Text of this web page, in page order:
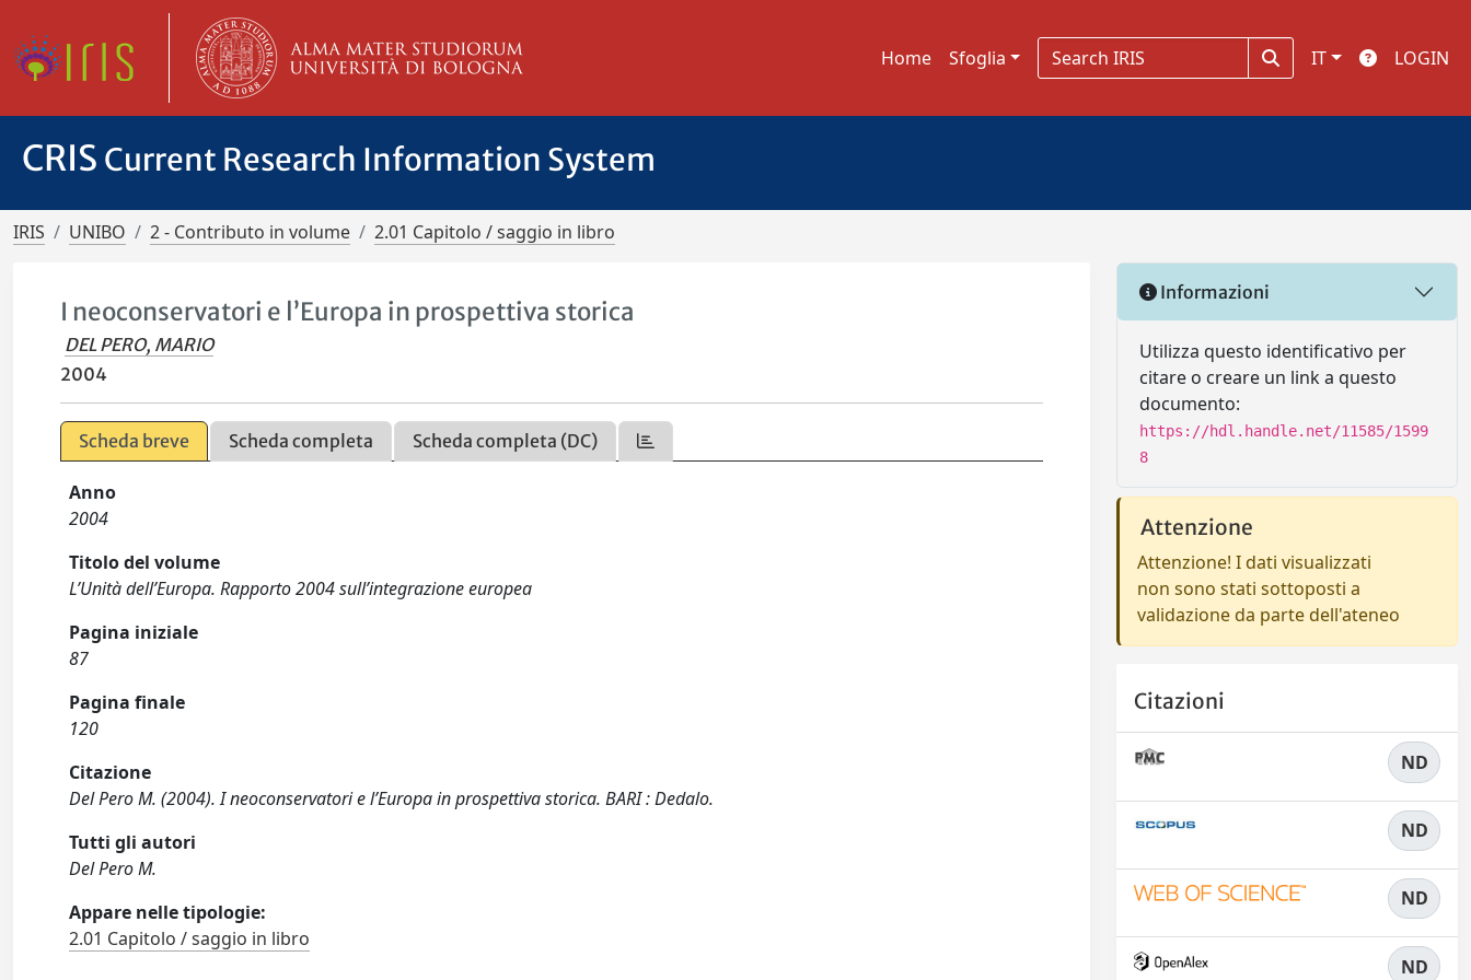
Home Sfoglia IT LOGIN
CRIS Current Research Information System
IRIS UNIBO 2 - Contributo in volume 2.01 Capitolo / saggio in libro
I neoconservatori e l’Europa in prospettiva storica
DEL PERO, MARIO
2004
Scheda breve Scheda completa Scheda completa (DC)
Anno
2004
Titolo del volume
L’Unità dell’Europa. Rapporto 2004 sull’integrazione europea
Pagina iniziale
87
Pagina finale
120
Citazione
Del Pero M. (2004). I neoconservatori e l’Europa in prospettiva storica. BARI : Dedalo.
Tutti gli autori
Del Pero M.
Appare nelle tipologie:
2.01 Capitolo / saggio in libro
Informazioni
Utilizza questo identificativo per
citare o creare un link a questo
documento:
https://hdl.handle.net/11585/1599
8
Attenzione
Attenzione! I dati visualizzati
non sono stati sottoposti a
validazione da parte dell'ateneo
Citazioni
ND
ND
ND
ND